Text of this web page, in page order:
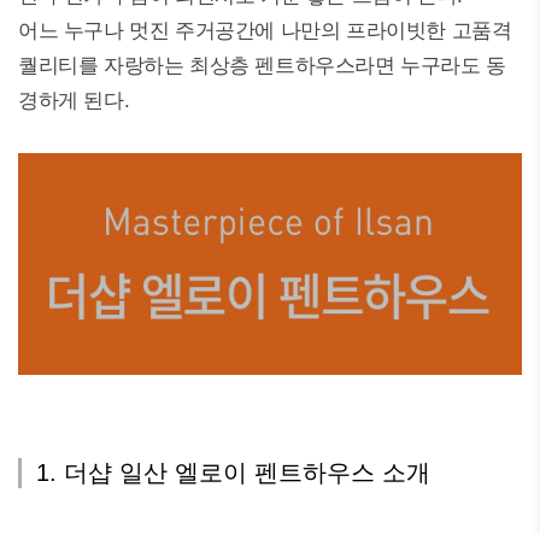
어느 누구나 멋진 주거공간에 나만의 프라이빗한 고품격
퀄리티를 자랑하는 최상층 펜트하우스라면 누구라도 동
경하게 된다.
1. 더샵 일산 엘로이 펜트하우스 소개